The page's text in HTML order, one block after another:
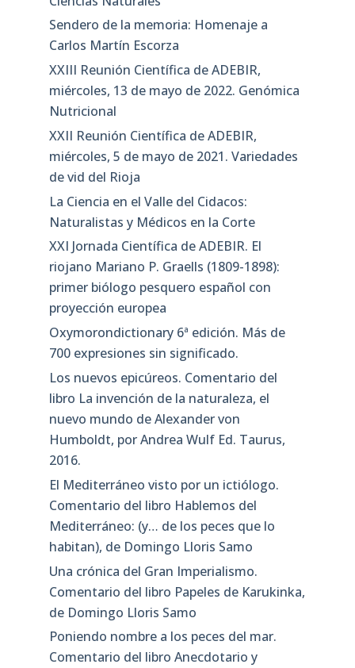
Sendero de la memoria: Homenaje a
Carlos Martín Escorza
XXIII Reunión Científica de ADEBIR,
miércoles, 13 de mayo de 2022. Genómica
Nutricional
XXII Reunión Científica de ADEBIR,
miércoles, 5 de mayo de 2021. Variedades
de vid del Rioja
La Ciencia en el Valle del Cidacos:
Naturalistas y Médicos en la Corte
XXI Jornada Científica de ADEBIR. El
riojano Mariano P. Graells (1809-1898):
primer biólogo pesquero español con
proyección europea
Oxymorondictionary 6ª edición. Más de
700 expresiones sin significado.
Los nuevos epicúreos. Comentario del
libro La invención de la naturaleza, el
nuevo mundo de Alexander von
Humboldt, por Andrea Wulf Ed. Taurus,
2016.
El Mediterráneo visto por un ictiólogo.
Comentario del libro Hablemos del
Mediterráneo: (y… de los peces que lo
habitan), de Domingo Lloris Samo
Una crónica del Gran Imperialismo.
Comentario del libro Papeles de Karukinka,
de Domingo Lloris Samo
Poniendo nombre a los peces del mar.
Comentario del libro Anecdotario y